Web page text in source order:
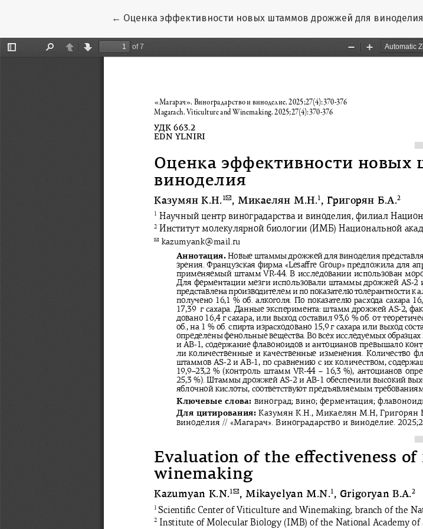
← Вернуться к Подробностям о статье
Оценка эффективности новых штаммов дрожжей для виноделия